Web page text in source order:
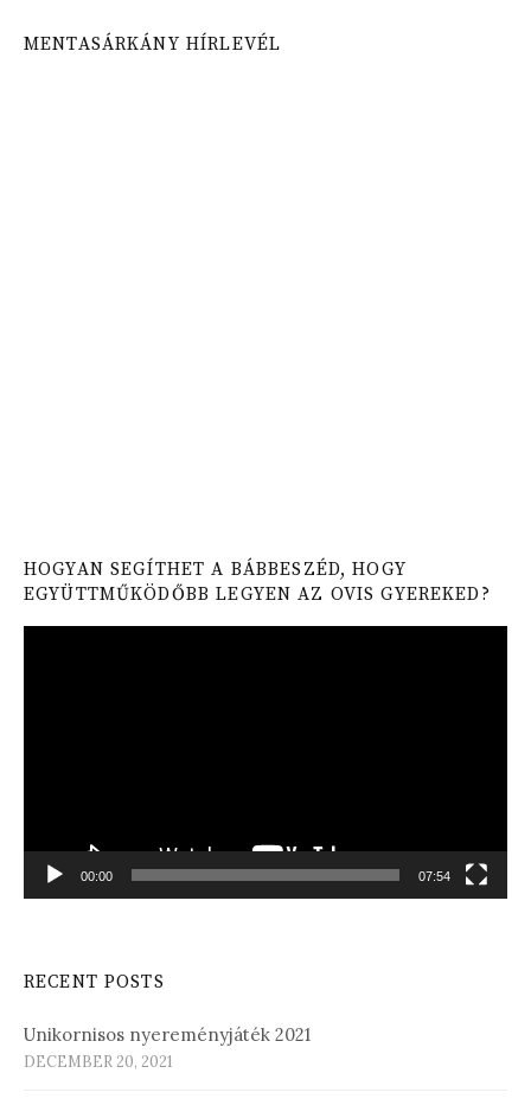
MENTASÁRKÁNY HÍRLEVÉL
HOGYAN SEGÍTHET A BÁBBESZÉD, HOGY
EGYÜTTMŰKÖDŐBB LEGYEN AZ OVIS GYEREKED?
00:00 07:54
RECENT POSTS
Unikornisos nyereményjáték 2021
DECEMBER 20, 2021